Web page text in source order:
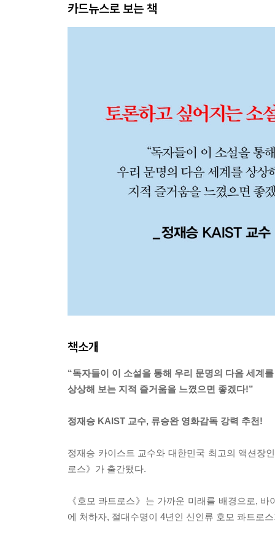
카드뉴스로 보는 책
책소개
“독자들이 이 소설을 통해 우리 문명의 다음 세계를
상상해 보는 지적 즐거움을 느꼈으면 좋겠다!”
정재승 KAIST 교수, 류승완 영화감독 강력 추천!
정재승 카이스트 교수와 대한민국 최고의 액션장
로스》가 출간됐다.
《호모 콰트로스》는 가까운 미래를 배경으로,
에 처하자, 절대수명이 4년인 신인류 호모 콰트로